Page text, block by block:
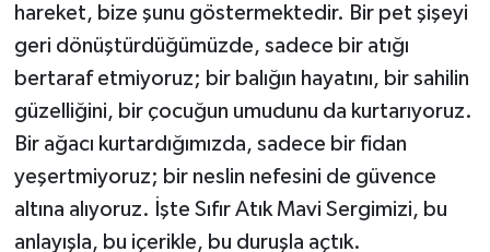
hareket, bize şunu göstermektedir. Bir pet şişeyi
geri dönüştürdüğümüzde, sadece bir atığı
bertaraf etmiyoruz; bir balığın hayatını, bir sahilin
güzelliğini, bir çocuğun umudunu da kurtarıyoruz.
Bir ağacı kurtardığımızda, sadece bir fidan
yeşertmiyoruz; bir neslin nefesini de güvence
altına alıyoruz. İşte Sıfır Atık Mavi Sergimizi, bu
anlayışla, bu içerikle, bu duruşla açtık.